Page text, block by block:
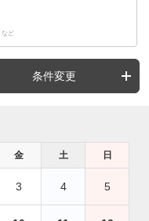
など
条件変更
金 土 日
3 4 5